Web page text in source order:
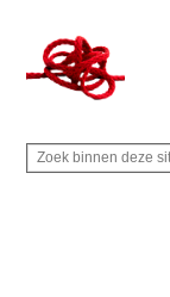
naar
de
inhoud
secondary
naar
de
sidebar
naar
de
Rechts
Z
Z